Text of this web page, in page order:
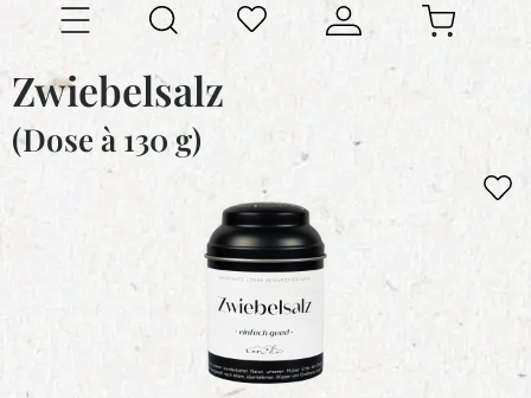
Zwiebelsalz
(Dose à 130 g)